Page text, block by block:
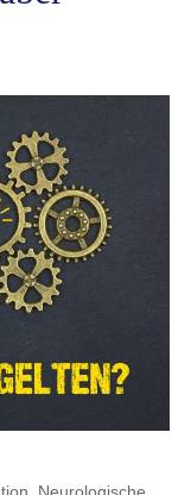
Neurologische